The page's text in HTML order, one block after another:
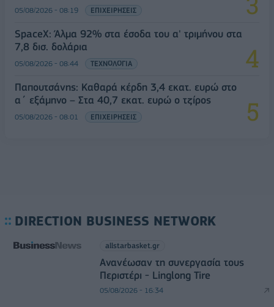
05/08/2026 - 08:19 ΕΠΙΧΕΙΡΗΣΕΙΣ
SpaceX: Άλμα 92% στα έσοδα του α' τριμήνου στα
7,8 δισ. δολάρια
05/08/2026 - 08:44 ΤΕΧΝΟΛΟΓΙΑ
Παπουτσάνης: Καθαρά κέρδη 3,4 εκατ. ευρώ στο
α΄ εξάμηνο – Στα 40,7 εκατ. ευρώ ο τζίρος
05/08/2026 - 08:01 ΕΠΙΧΕΙΡΗΣΕΙΣ
DIRECTION BUSINESS NETWORK
allstarbasket.gr
Ανανέωσαν τη συνεργασία τους
Περιστέρι - Linglong Tire
05/08/2026 - 16:34